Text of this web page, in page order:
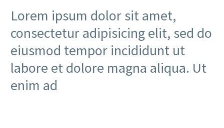
Lorem ipsum dolor sit amet,
consectetur adipisicing elit, sed do
eiusmod tempor incididunt ut
labore et dolore magna aliqua. Ut
enim ad